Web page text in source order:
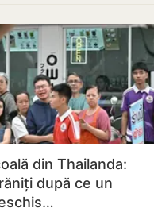
din Thailanda:
după ce un